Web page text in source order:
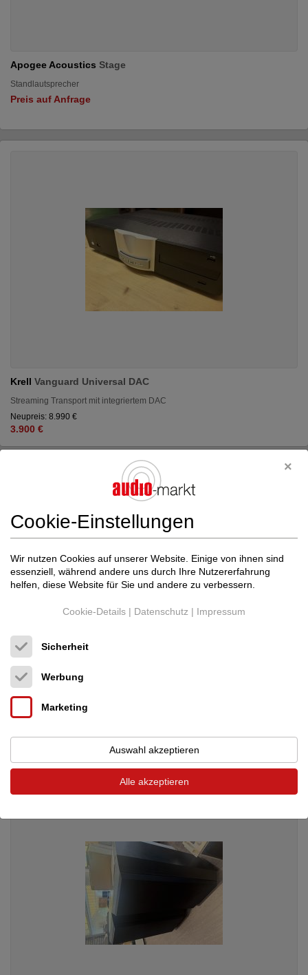
Apogee Acoustics Stage
Standlautsprecher
Preis auf Anfrage
Krell Vanguard Universal DAC
Streaming Transport mit integriertem DAC
Neupreis: 8.990 €
3.900 €
Moon
Transistor-Endverstärker
Cookie-Einstellungen
Wir nutzen Cookies auf unserer Website. Einige von ihnen sind
essenziell, während andere uns durch Ihre Nutzererfahrung
helfen, diese Website für Sie und andere zu verbessern.
Cookie-Details | Datenschutz | Impressum
Sicherheit
Werbung
Marketing
Auswahl akzeptieren
Alle akzeptieren